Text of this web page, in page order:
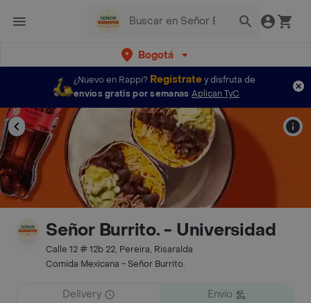
Bogotá
¿Nuevo en Rappi? Regístratey disfruta de
envíos gratis por semanas Aplican TyC
Señor Burrito. - Universidad
Calle 12 # 12b 22, Pereira, Risaralda
Comida Mexicana - Señor Burrito.
Delivery
Envío